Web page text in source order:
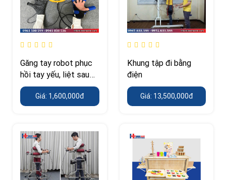
Găng tay robot phục
hồi tay yếu, liệt sau
tai biến giá tốt
Giá: 1,600,000đ
Khung tập đi bằng
điện
Giá: 13,500,000đ